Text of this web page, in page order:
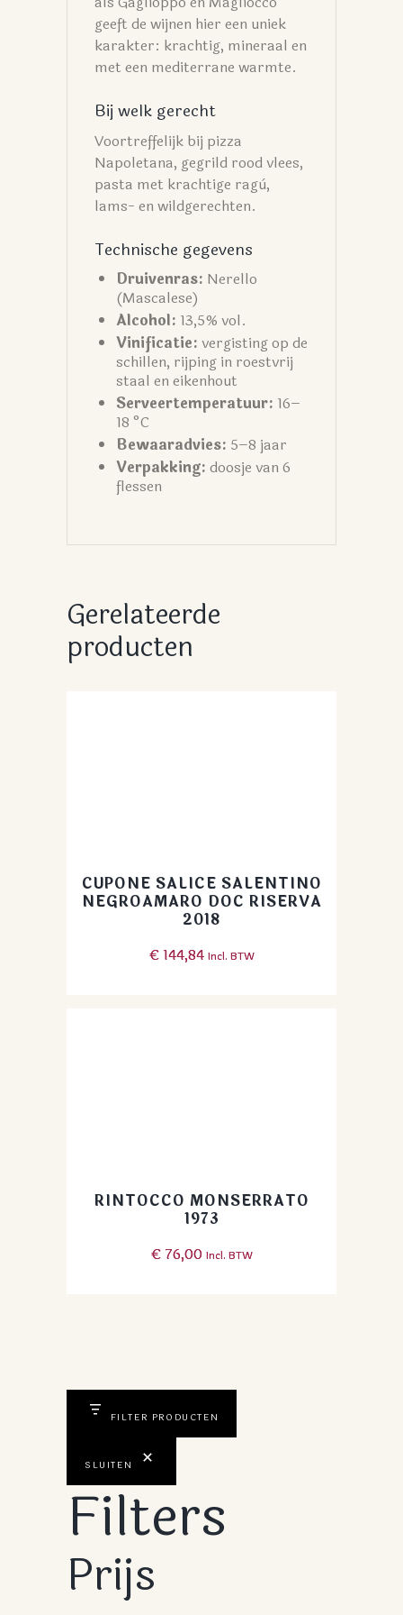
geeft de wijnen hier een uniek
karakter: krachtig, mineraal en
met een mediterrane warmte.
Bij welk gerecht
Voortreffelijk bij pizza
Napoletana, gegrild rood vlees,
pasta met krachtige ragù,
lams- en wildgerechten.
Technische gegevens
Druivenras: Nerello
(Mascalese)
Alcohol: 13,5% vol.
Vinificatie: vergisting op de
schillen, rijping in roestvrij
staal en eikenhout
Serveertemperatuur: 16–
18 °C
Bewaaradvies: 5–8 jaar
Verpakking: doosje van 6
flessen
Gerelateerde
producten
CUPONE SALICE SALENTINO
NEGROAMARO DOC RISERVA
2018
€144,84 Incl. BTW
RINTOCCO MONSERRATO
1973
€76,00 Incl. BTW
FILTER PRODUCTEN
SLUITEN
Filters
Prijs